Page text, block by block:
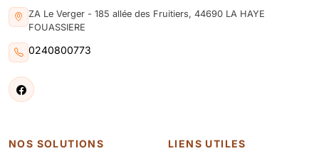
ZA Le Verger - 185 allée des Fruitiers, 44690 LA HAYE
FOUASSIERE
0240800773
NOS SOLUTIONS LIENS UTILES